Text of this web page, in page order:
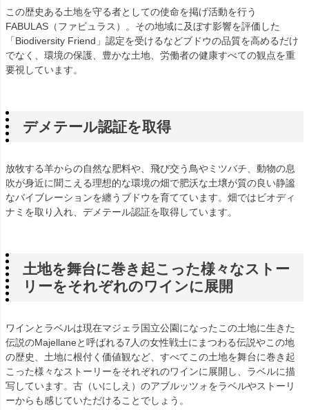
この歴史ある土地を守る者としての使命を掲げ活動を行う
FABULAS（ファビュラス）。その地域に及ぼす影響を評価した
「Biodiversity Friend」認定を受けるなどブドウの品質を高めるだけ
でなく、環境の保護、豊かな土地、労働者の健康すべての観点を重
要視しています。
デメテール認証を取得
放牧する羊からの自然な肥料や、飛び交う鳥やミツバチ、動物の息
吹が身近に聞こえる理想的な環境の畑で肥沃な土壌が質の良い静謐
なバイブレーションを纏うブドウを育てています。畑ではビオディ
ナミを取り入れ、デメテール認証を取得しています。
土地を舞台に巻き起こった様々なストー
リーをそれぞれのワインに展開
ワインとラベルは現在マジェラ国立公園になったこの土地に生きた
伝説のMajellaneと呼ばれる7人の女性戦士にまつわる伝説やこの地
の歴史、土地に根付く価値観など、すべてこの土地を舞台に巻き起
こった様々なストーリーをそれぞれのワインに展開し、ラベルに描
写しています。古（いにしえ）のアブルッツォをラベルやストーリ
ーからも感じていただけることでしょう。